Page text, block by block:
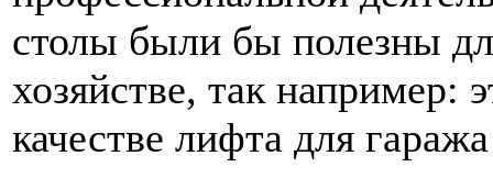
столы были бы полезны
хозяйстве, так например:
качестве лифта для